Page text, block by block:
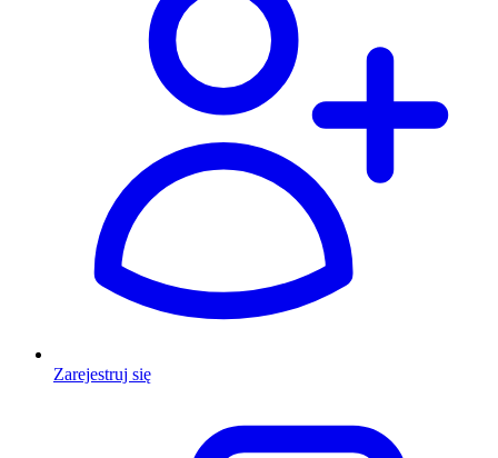
Zarejestruj się